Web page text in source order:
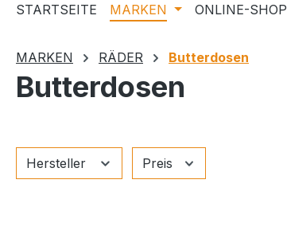
STARTSEITE MARKEN ONLINE-SHOP
MARKEN RÄDER Butterdosen
Butterdosen
Hersteller Preis